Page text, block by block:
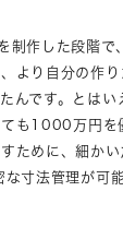
制作した段階で
より自分の作
んです。とは
も1000万円を
ために、細か
寸法管理が可